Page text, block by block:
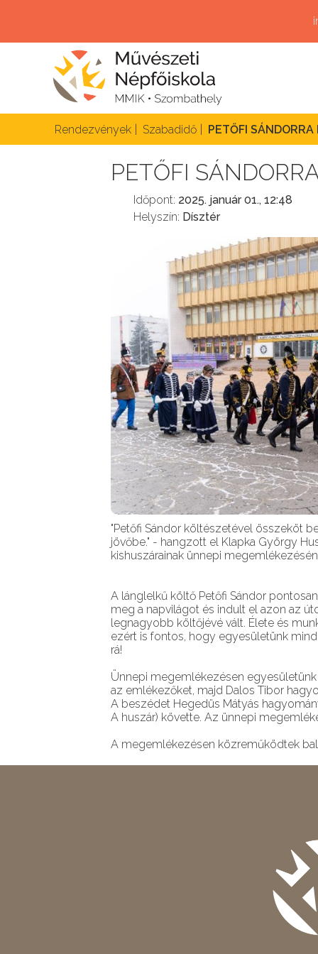
Rendezvények Szabadidő PETŐFI
PETŐFI
Időpont: 2025. január 01., 12:48
Helyszín: Dísztér
"Petőfi Sándor költészetével összeköt
jövőbe." - hangzott el Klapka György
kishuszárainak ünnepi
A lánglelkű költő Petőfi Sándor
meg a napvilágot és indult el azon az
legnagyobb költőjévé vált. Élete és
ezért is fontos, hogy egyesületünk
rá!
Ünnepi megemlékezésen
az emlékezőket, majd Dalos Tibor
A beszédet Hegedüs Mátyás
A huszár) követte. Az ünnepi
A megemlékezésen közreműködtek